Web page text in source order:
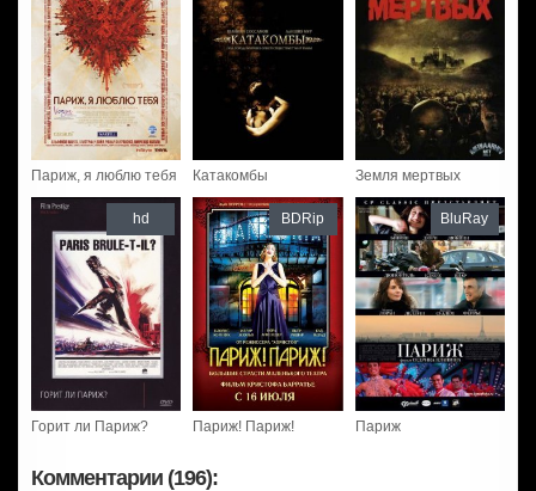
Париж, я люблю тебя Катакомбы Земля мертвых
Горит ли Париж?
hd
Париж! Париж!
BDRip
Париж
BluRay
Комментарии (196):